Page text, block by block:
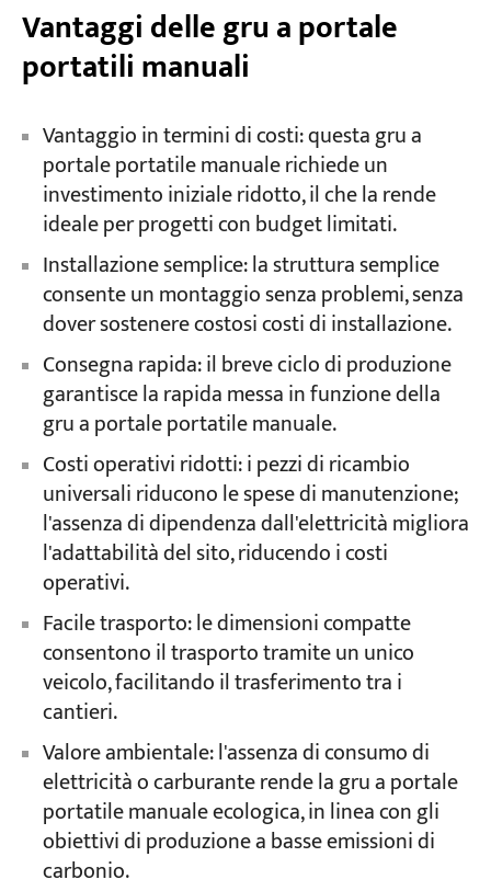
Vantaggi delle gru a portale
portatili manuali
Vantaggio in termini di costi: questa gru a
portale portatile manuale richiede un
investimento iniziale ridotto, il che la rende
ideale per progetti con budget limitati.
Installazione semplice: la struttura semplice
consente un montaggio senza problemi, senza
dover sostenere costosi costi di installazione.
Consegna rapida: il breve ciclo di produzione
garantisce la rapida messa in funzione della
gru a portale portatile manuale.
Costi operativi ridotti: i pezzi di ricambio
universali riducono le spese di manutenzione;
l'assenza di dipendenza dall'elettricità migliora
l'adattabilità del sito, riducendo i costi
operativi.
Facile trasporto: le dimensioni compatte
consentono il trasporto tramite un unico
veicolo, facilitando il trasferimento tra i
cantieri.
Valore ambientale: l'assenza di consumo di
elettricità o carburante rende la gru a portale
portatile manuale ecologica, in linea con gli
obiettivi di produzione a basse emissioni di
carbonio.